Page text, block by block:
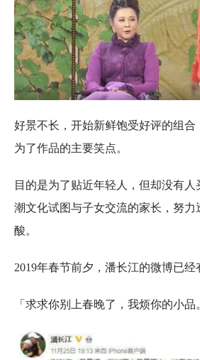
好景不长，开始新鲜饱受好评的组
为了作品的主要笑点。
目的是为了贴近年轻人，但却没有
潮文化试图与子女交流的家长，努力
酸。
2019年春节前夕，潘长江的微博已经
「求求你别上春晚了，我烦你的小品